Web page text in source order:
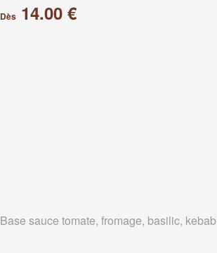
Dès14.00 €
Base sauce tomate, fromage, basilic, kebab